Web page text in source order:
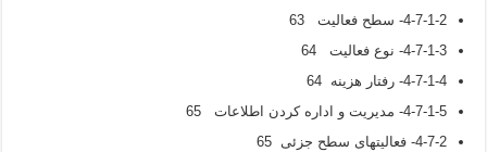
4-7-1-2- سطح فعالیت 63
4-7-1-3- نوع فعالیت 64
4-7-1-4- رفتار هزینه 64
4-7-1-5- مدیریت و اداره کردن اطلاعات 65
4-7-2- فعالیتهای سطح جزئی 65